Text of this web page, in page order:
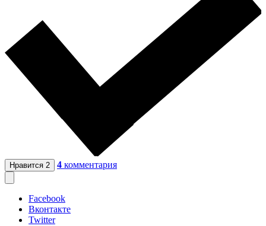
Нравится 2 4 комментария
Facebook
Вконтакте
Twitter